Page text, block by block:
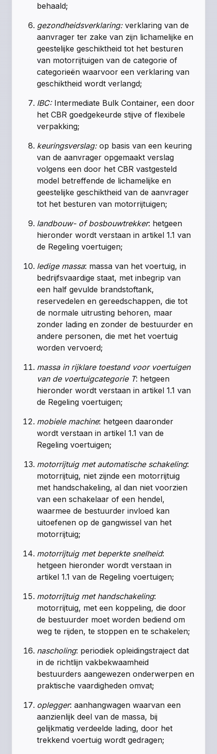
behaald;
gezondheidsverklaring:verklaring van de
aanvrager ter zake van zijn lichamelijke en
geestelijke geschiktheid tot het besturen
van motorrijtuigen van de categorie of
categorieën waarvoor een verklaring van
geschiktheid wordt verlangd;
IBC:Intermediate Bulk Container, een door
het CBR goedgekeurde stijve of flexibele
verpakking;
keuringsverslag:op basis van een keuring
van de aanvrager opgemaakt verslag
volgens een door het CBR vastgesteld
model betreffende de lichamelijke en
geestelijke geschiktheid van de aanvrager
tot het besturen van motorrijtuigen;
landbouw- of bosbouwtrekker: hetgeen
hieronder wordt verstaan inartikel 1.1 van
de Regeling voertuigen;
ledige massa: massa van het voertuig, in
bedrijfsvaardige staat, met inbegrip van
een half gevulde brandstoftank,
reservedelen en gereedschappen, die tot
de normale uitrusting behoren, maar
zonder lading en zonder de bestuurder en
andere personen, die met het voertuig
worden vervoerd;
massa in rijklare toestand voor voertuigen
van de voertuigcategorie T: hetgeen
hieronder wordt verstaan inartikel 1.1 van
de Regeling voertuigen;
mobiele machine: hetgeen daaronder
wordt verstaan in artikel 1.1 van de
Regeling voertuigen;
motorrijtuig met automatische schakeling:
motorrijtuig, niet zijnde een motorrijtuig
met handschakeling, al dan niet voorzien
van een schakelaar of een hendel,
waarmee de bestuurder invloed kan
uitoefenen op de gangwissel van het
motorrijtuig;
motorrijtuig met beperkte snelheid:
hetgeen hieronder wordt verstaan in
artikel 1.1 van de Regeling voertuigen;
motorrijtuig met handschakeling:
motorrijtuig, met een koppeling, die door
de bestuurder moet worden bediend om
weg te rijden, te stoppen en te schakelen;
nascholing: periodiek opleidingstraject dat
in de richtlijn vakbekwaamheid
bestuurders aangewezen onderwerpen en
praktische vaardigheden omvat;
oplegger: aanhangwagen waarvan een
aanzienlijk deel van de massa, bij
gelijkmatig verdeelde lading, door het
trekkend voertuig wordt gedragen;